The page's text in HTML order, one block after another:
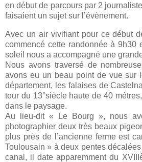
en début de parcours par 2
faisaient un sujet sur l’évènement.
Avec un air vivifiant pour ce début
commencé cette randonnée à 9h30
soleil nous a accompagné une
Nous avons traversé de
avons eu un beau point de vue sur
département, les falaises de
tour du 13°siècle haute de 40
dans le paysage.
Au lieu-dit « Le Bourg », nous
photographier deux très beaux
plus près de l’ancienne ferme est
Toulousain » à deux pentes
canal, il date apparemment du